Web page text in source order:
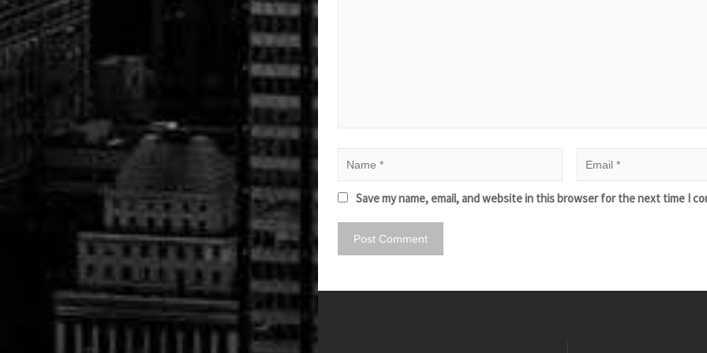
Save my name, email, and website in this browser for the next time I